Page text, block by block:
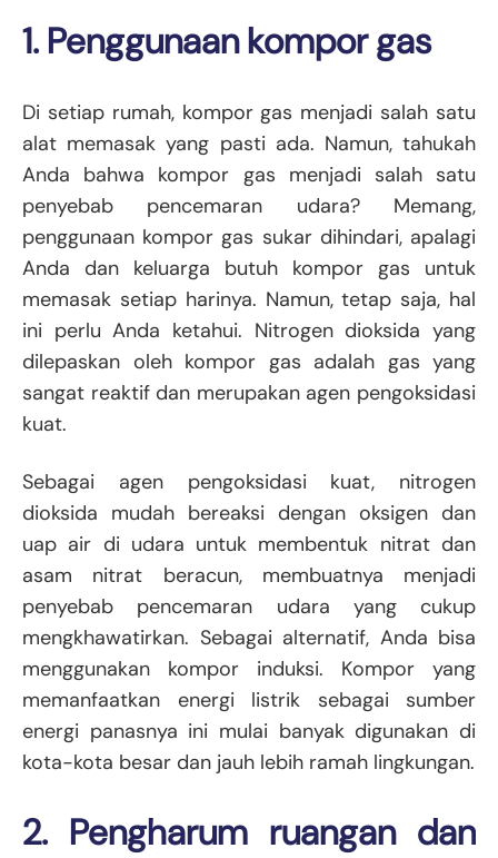
1. Penggunaan kompor gas
Di setiap rumah, kompor gas menjadi salah satu
alat memasak yang pasti ada. Namun, tahukah
Anda bahwa kompor gas menjadi salah satu
penyebab pencemaran udara? Memang,
penggunaan kompor gas sukar dihindari, apalagi
Anda dan keluarga butuh kompor gas untuk
memasak setiap harinya. Namun, tetap saja, hal
ini perlu Anda ketahui. Nitrogen dioksida yang
dilepaskan oleh kompor gas adalah gas yang
sangat reaktif dan merupakan agen pengoksidasi
kuat.
Sebagai agen pengoksidasi kuat, nitrogen
dioksida mudah bereaksi dengan oksigen dan
uap air di udara untuk membentuk nitrat dan
asam nitrat beracun, membuatnya menjadi
penyebab pencemaran udara yang cukup
mengkhawatirkan. Sebagai alternatif, Anda bisa
menggunakan kompor induksi. Kompor yang
memanfaatkan energi listrik sebagai sumber
energi panasnya ini mulai banyak digunakan di
kota-kota besar dan jauh lebih ramah lingkungan.
2. Pengharum ruangan dan